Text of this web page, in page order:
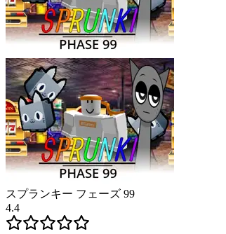
スプランキー フェーズ 99
4.4